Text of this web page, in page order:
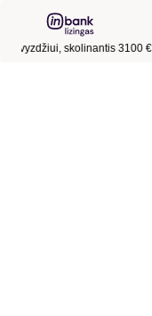
Pavyzdžiui, skolinantis3100 €,